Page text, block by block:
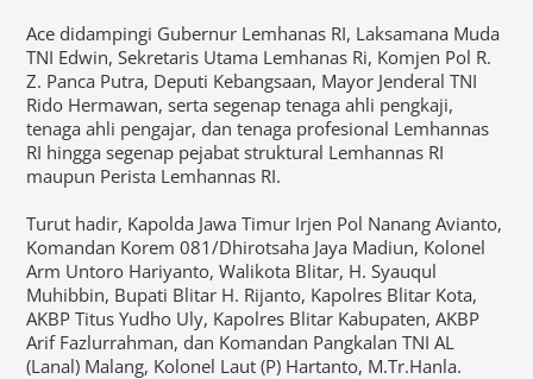
Ace didampingi Gubernur Lemhanas RI, Laksamana Muda
TNI Edwin, Sekretaris Utama Lemhanas Ri, Komjen Pol R.
Z. Panca Putra, Deputi Kebangsaan, Mayor Jenderal TNI
Rido Hermawan, serta segenap tenaga ahli pengkaji,
tenaga ahli pengajar, dan tenaga profesional Lemhannas
RI hingga segenap pejabat struktural Lemhannas RI
maupun Perista Lemhannas RI.
Turut hadir, Kapolda Jawa Timur Irjen Pol Nanang Avianto,
Komandan Korem 081/Dhirotsaha Jaya Madiun, Kolonel
Arm Untoro Hariyanto, Walikota Blitar, H. Syauqul
Muhibbin, Bupati Blitar H. Rijanto, Kapolres Blitar Kota,
AKBP Titus Yudho Uly, Kapolres Blitar Kabupaten, AKBP
Arif Fazlurrahman, dan Komandan Pangkalan TNI AL
(Lanal) Malang, Kolonel Laut (P) Hartanto, M.Tr.Hanla.